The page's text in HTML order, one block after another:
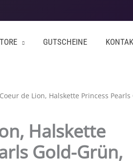
GUTSCHEINE
de Lion, Halskette Princess Pearls
Halskette
Gold-Grün,